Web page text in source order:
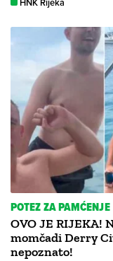
POTEZ ZA PAMĆENJE
OVO JE RIJEKA!
momčadi Derry
nepoznato!